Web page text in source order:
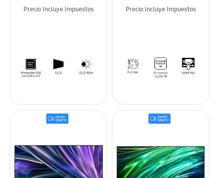
Precio Incluye Impuestos Precio Incluye Impuestos